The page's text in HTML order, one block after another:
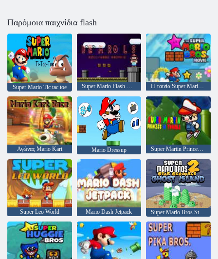
Παρόμοια παιχνίδια flash
Super Mario Tic tac toe Super Mario Flash Halloween Έκδοση Η ταινία Super Mario Bros v. 3
Αγώνας Mario Kart Mario Dressup Super Martin Princess στο πρόβλημα
Super Leo World Mario Dash Jetpack Super Mario Bros Star Scramble 2 Νησί φάντασμα